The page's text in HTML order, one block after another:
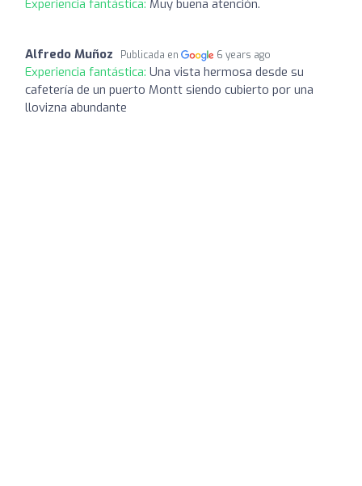
Experiencia fantástica: Muy buena atención.
Alfredo Muñoz Publicada en 6 years ago
Experiencia fantástica: Una vista hermosa desde su
cafetería de un puerto Montt siendo cubierto por una
llovizna abundante